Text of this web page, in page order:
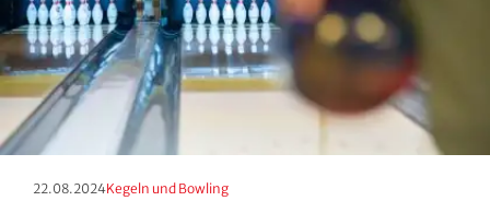
Erscheinungstag:
22.08.2024
Kategorie: Kegeln und Bowling
Squash
Taekwondo
Tanzen
Tauchen